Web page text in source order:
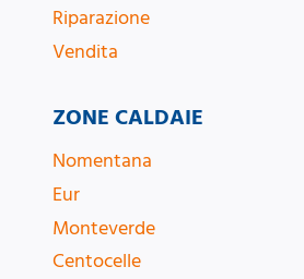
Riparazione
Vendita
ZONE CALDAIE
Nomentana
Eur
Monteverde
Centocelle